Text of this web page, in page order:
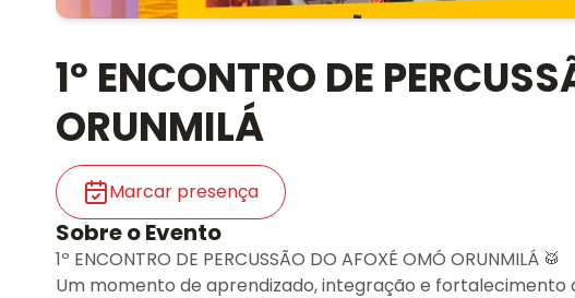
1º ENCONTRO DE
ORUNMILÁ
Marcar presença
Sobre o Evento
1º ENCONTRO DE PERCUSSÃO DO AFOXÉ OMÓ ORUNMILÁ 🥁
Um momento de aprendizado, integração e fortalecimento